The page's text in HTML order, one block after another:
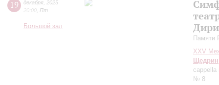
19 декабря 2025
20:00 Пт
Большой зал
Памяти
XXV
Щедрин
№ 8